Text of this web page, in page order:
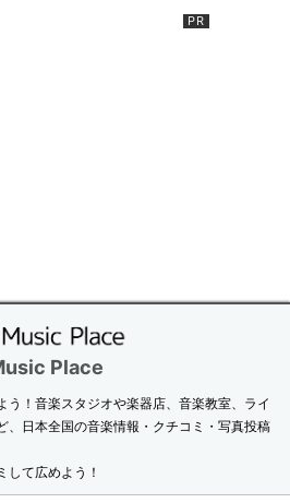
Place
う！音楽スタジオや楽器店、音楽教室、ライ
、日本全国の音楽情報・クチコミ・写真投稿
して広めよう！